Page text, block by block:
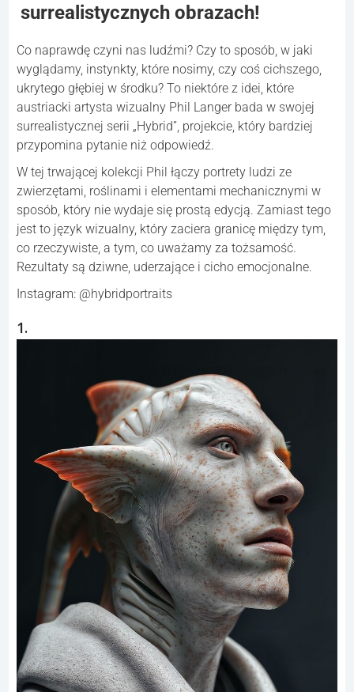
surrealistycznych obrazach!
Co naprawdę czyni nas ludźmi? Czy to sposób, w jaki
wyglądamy, instynkty, które nosimy, czy coś cichszego,
ukrytego głębiej w środku? To niektóre z idei, które
austriacki artysta wizualny Phil Langer bada w swojej
surrealistycznej serii „Hybrid”, projekcie, który bardziej
przypomina pytanie niż odpowiedź.
W tej trwającej kolekcji Phil łączy portrety ludzi ze
zwierzętami, roślinami i elementami mechanicznymi w
sposób, który nie wydaje się prostą edycją. Zamiast tego
jest to język wizualny, który zaciera granicę między tym,
co rzeczywiste, a tym, co uważamy za tożsamość.
Rezultaty są dziwne, uderzające i cicho emocjonalne.
Instagram: @hybridportraits
1.